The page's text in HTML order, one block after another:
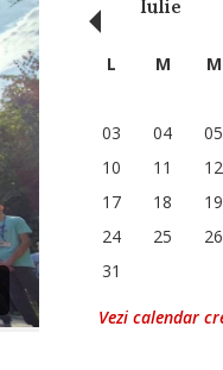
Iunie Iulie
‹ L M M
03
04 05
10
11 12
17
18 19
24
25 26
31
Vezi calendar